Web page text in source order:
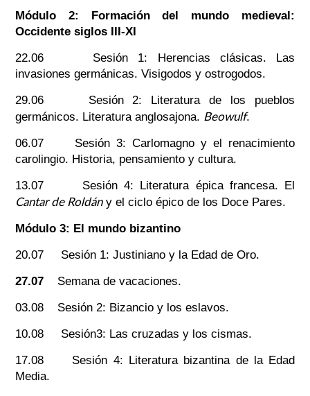
Módulo 2: Formación del mundo medieval:
Occidente siglos III-XI
22.06 Sesión 1: Herencias clásicas. Las
invasiones germánicas. Visigodos y ostrogodos.
29.06 Sesión 2: Literatura de los pueblos
germánicos. Literatura anglosajona. Beowulf.
06.07 Sesión 3: Carlomagno y el renacimiento
carolingio. Historia, pensamiento y cultura.
13.07 Sesión 4: Literatura épica francesa. El
Cantar de Roldány el ciclo épico de los Doce Pares.
Módulo 3: El mundo bizantino
20.07 Sesión 1: Justiniano y la Edad de Oro.
27.07 Semana de vacaciones.
03.08 Sesión 2: Bizancio y los eslavos.
10.08 Sesión3: Las cruzadas y los cismas.
17.08 Sesión 4: Literatura bizantina de la Edad
Media.